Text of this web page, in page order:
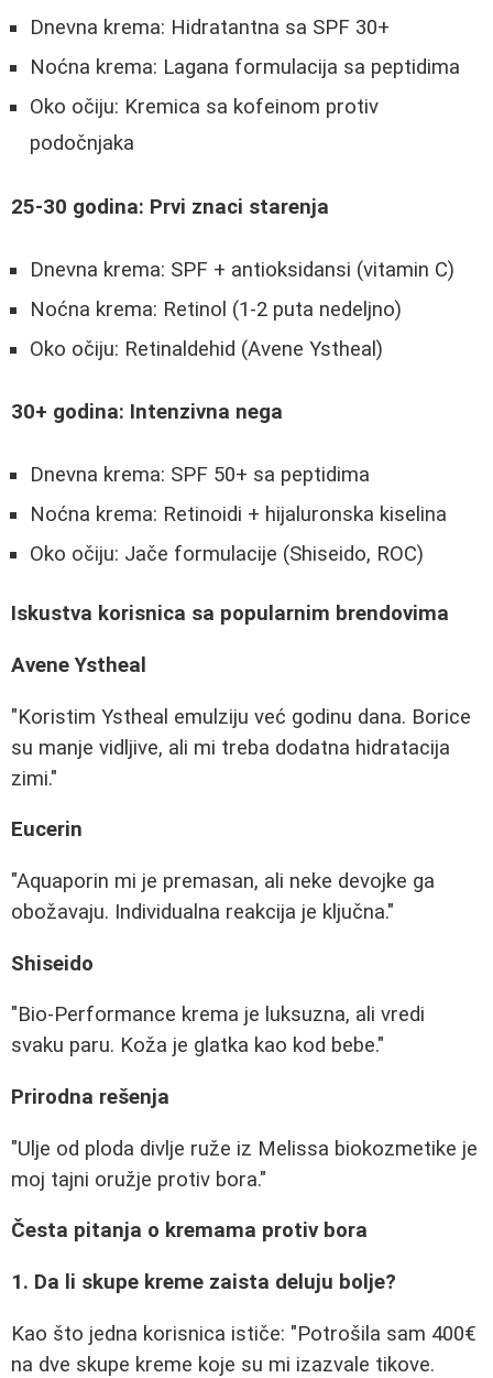
Dnevna krema: Hidratantna sa SPF 30+
Noćna krema: Lagana formulacija sa peptidima
Oko očiju: Kremica sa kofeinom protiv
podočnjaka
25-30 godina: Prvi znaci starenja
Dnevna krema: SPF + antioksidansi (vitamin C)
Noćna krema: Retinol (1-2 puta nedeljno)
Oko očiju: Retinaldehid (Avene Ystheal)
30+ godina: Intenzivna nega
Dnevna krema: SPF 50+ sa peptidima
Noćna krema: Retinoidi + hijaluronska kiselina
Oko očiju: Jače formulacije (Shiseido, ROC)
Iskustva korisnica sa popularnim brendovima
Avene Ystheal
"Koristim Ystheal emulziju već godinu dana. Borice
su manje vidljive, ali mi treba dodatna hidratacija
zimi."
Eucerin
"Aquaporin mi je premasan, ali neke devojke ga
obožavaju. Individualna reakcija je ključna."
Shiseido
"Bio-Performance krema je luksuzna, ali vredi
svaku paru. Koža je glatka kao kod bebe."
Prirodna rešenja
"Ulje od ploda divlje ruže iz Melissa biokozmetike je
moj tajni oružje protiv bora."
Česta pitanja o kremama protiv bora
1. Da li skupe kreme zaista deluju bolje?
Kao što jedna korisnica ističe: "Potrošila sam 400€
na dve skupe kreme koje su mi izazvale tikove.